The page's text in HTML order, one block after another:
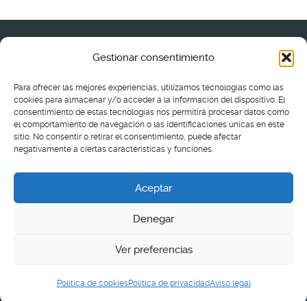
Gestionar consentimiento
Para ofrecer las mejores experiencias, utilizamos tecnologías como las
cookies para almacenar y/o acceder a la información del dispositivo. El
consentimiento de estas tecnologías nos permitirá procesar datos como
el comportamiento de navegación o las identificaciones únicas en este
sitio. No consentir o retirar el consentimiento, puede afectar
negativamente a ciertas características y funciones.
Aceptar
Denegar
Ver preferencias
Política de cookiesPolítica de privacidadAviso legal
Ir arriba
© Basílica de la Asunción de Ntra. Sra. 2016 - 2026
Plaza Luis Gutiérrez, s/n, 28770 Colmenar Viejo,
basilicacolmenar@archidiocesis.madrid